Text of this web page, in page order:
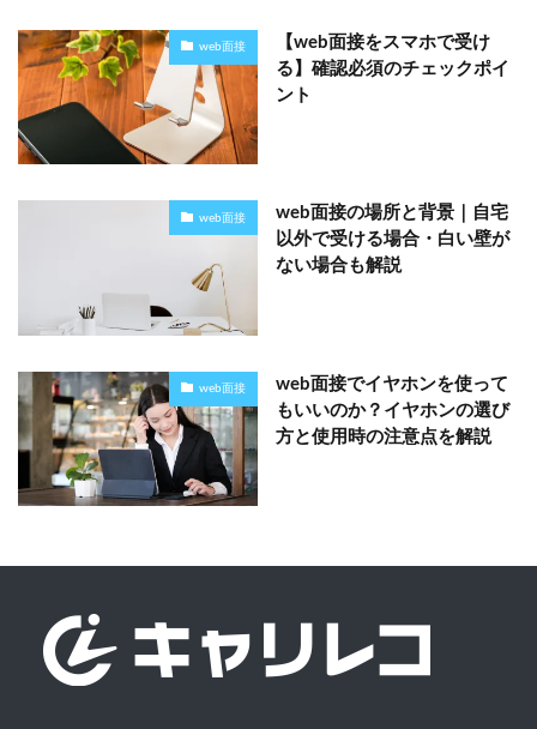
web面接
【web面接をスマホで受け
る】確認必須のチェックポイ
ント
web面接
web面接の場所と背景｜自宅
以外で受ける場合・白い壁が
ない場合も解説
web面接
web面接でイヤホンを使って
もいいのか？イヤホンの選び
方と使用時の注意点を解説